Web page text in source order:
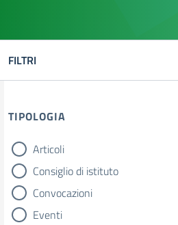
FILTRI
TIPOLOGIA
tipologia di articoli
Articoli
Consiglio di istituto
Convocazioni
Eventi